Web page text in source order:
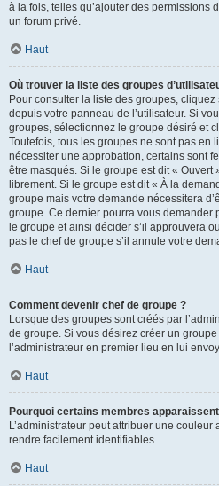
à la fois, telles qu’ajouter des permissions
un forum privé.
Haut
Où trouver la liste des groupes
Pour consulter la liste des groupes, cliquez
depuis votre panneau de l’utilisateur. Si
groupes, sélectionnez le groupe désiré et
Toutefois, tous les groupes ne sont pas en
nécessiter une approbation, certains sont
être masqués. Si le groupe est dit « Ouvert
librement. Si le groupe est dit « À la
groupe mais votre demande nécessitera
groupe. Ce dernier pourra vous demander
le groupe et ainsi décider s’il approuvera
pas le chef de groupe s’il annule votre
Haut
Comment devenir chef de groupe ?
Lorsque des groupes sont créés par
de groupe. Si vous désirez créer un
l’administrateur en premier lieu en lui
Haut
Pourquoi certains membres
L’administrateur peut attribuer une
rendre facilement identifiables.
Haut